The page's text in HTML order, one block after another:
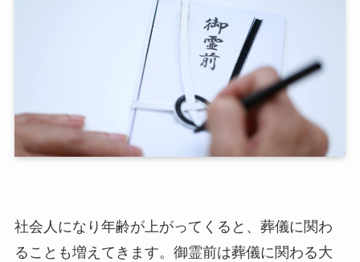
社会人になり年齢が上がってくると、葬儀に関わ
ることも増えてきます。御霊前は葬儀に関わる大